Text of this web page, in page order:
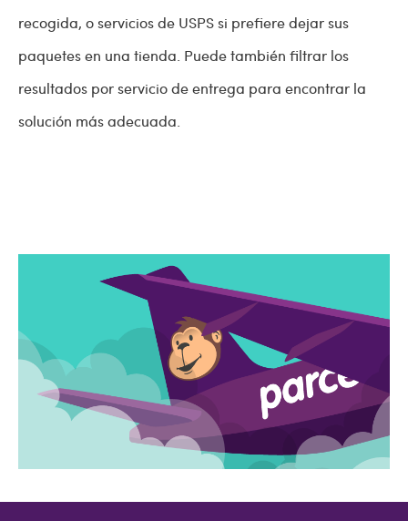
recogida, o servicios de USPS si prefiere dejar sus
paquetes en una tienda. Puede también filtrar los
resultados por servicio de entrega para encontrar la
solución más adecuada.